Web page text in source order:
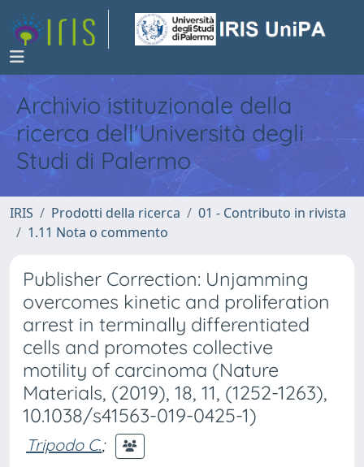
Archivio istituzionale della
ricerca dell'Università degli
Studi di Palermo
IRIS Prodotti della ricerca
01 - Contributo in rivista
1.11 Nota o commento
Publisher Correction: Unjamming
overcomes kinetic and proliferation
arrest in terminally differentiated
cells and promotes collective
motility of carcinoma (Nature
Materials, (2019), 18, 11, (1252-1263),
10.1038/s41563-019-0425-1)
Tripodo C.;